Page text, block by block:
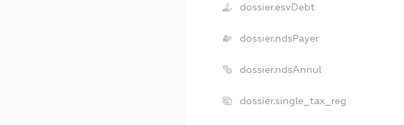
dossier.esvDebt
dossier.ndsPayer
dossier.ndsAnnul
dossier.single_tax_reg